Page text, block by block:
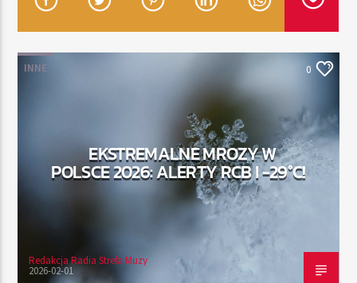
TERAZ GRAMY
TYTUŁ
ARTYSTA
RADIO STREFA MUZY
00:00 24:00
Radio Strefa Muzy
INNE 0
EKSTREMALNE MROZY W
POLSCE 2026: ALERTY RCB I -29°C!
Redakcja Radia Strefa Muzy
2026-02-01